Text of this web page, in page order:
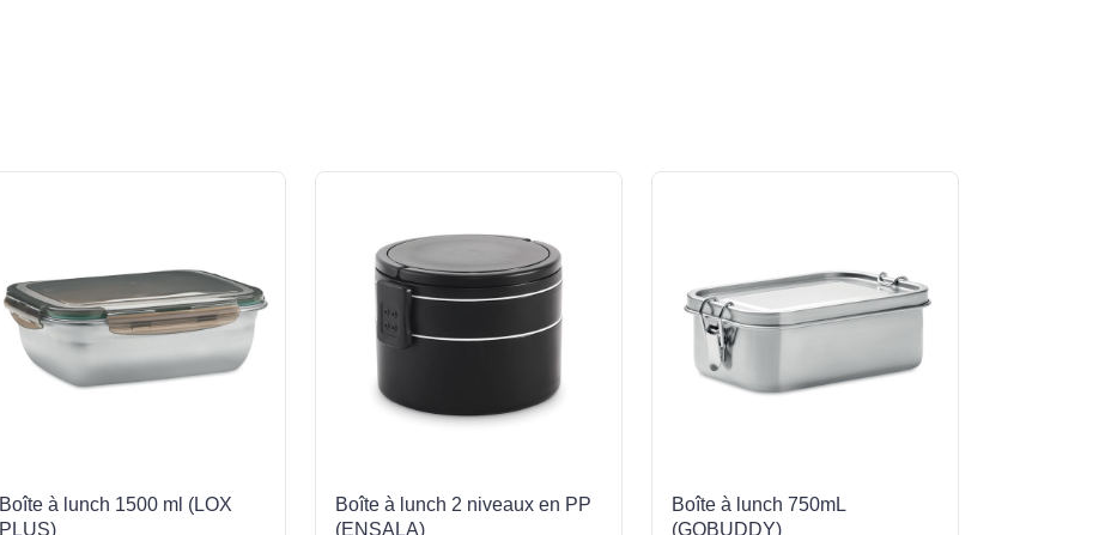
Boîte à lunch 1500 ml (LOX
PLUS)
Boîte à lunch 2 niveaux en PP
(ENSALA)
Boîte à lunch 750mL
(GOBUDDY)